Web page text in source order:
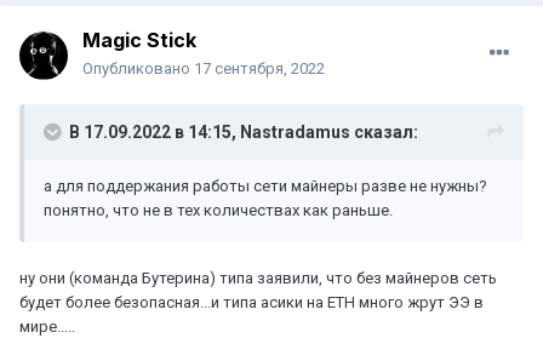
Magic Stick
Опубликовано 17 сентября, 2022
В 17.09.2022 в 14:15, Nastradamus сказал:
а для поддержания работы сети майнеры разве не нужны?
понятно, что не в тех количествах как раньше.
ну они (команда Бутерина) типа заявили, что без майнеров сеть
будет более безопасная...и типа асики на ЕТН много жрут ЭЭ в
мире.....